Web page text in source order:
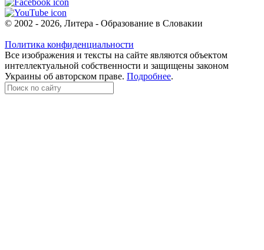
© 2002 - 2026, Литера - Образование в Словакии
Политика конфиденциальности
Все изображения и тексты на сайте являются объектом
интеллектуальной собственности и защищены законом
Украины об авторском праве. Подробнее.